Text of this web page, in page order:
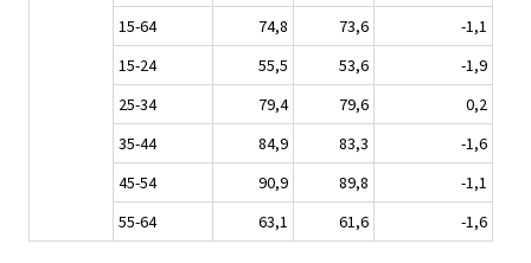
15-64
74,8 73,6
-1,1
15-24
55,5 53,6
-1,9
25-34
79,4 79,6
0,2
35-44
84,9 83,3
-1,6
45-54
90,9 89,8
-1,1
55-64
63,1 61,6 -1,6